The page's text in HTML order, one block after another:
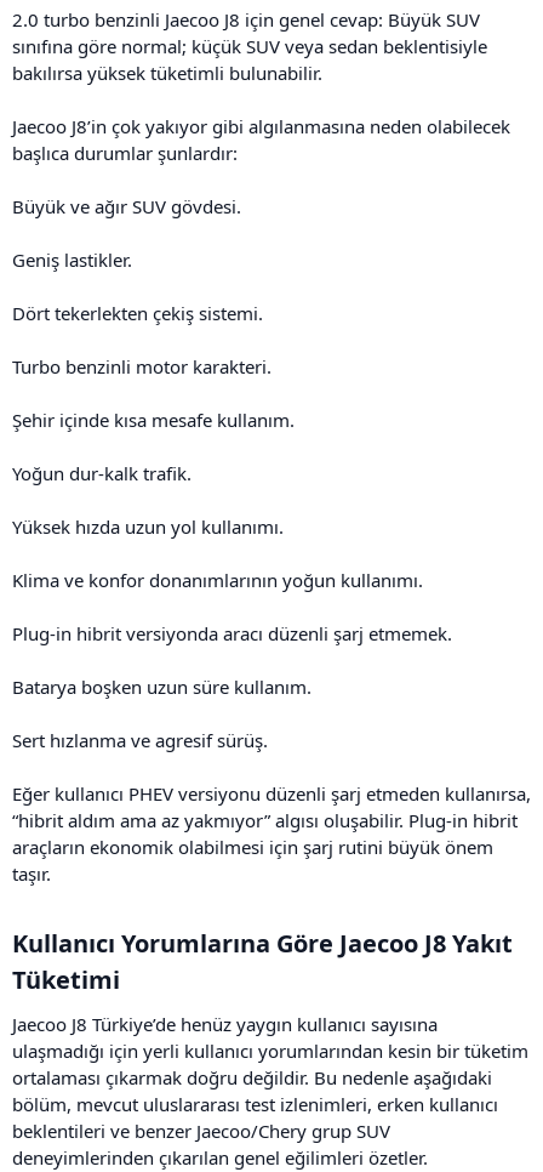
2.0 turbo benzinli Jaecoo J8 için genel cevap: Büyük SUV
sınıfına göre normal; küçük SUV veya sedan beklentisiyle
bakılırsa yüksek tüketimli bulunabilir.
Jaecoo J8’in çok yakıyor gibi algılanmasına neden olabilecek
başlıca durumlar şunlardır:
Büyük ve ağır SUV gövdesi.
Geniş lastikler.
Dört tekerlekten çekiş sistemi.
Turbo benzinli motor karakteri.
Şehir içinde kısa mesafe kullanım.
Yoğun dur-kalk trafik.
Yüksek hızda uzun yol kullanımı.
Klima ve konfor donanımlarının yoğun kullanımı.
Plug-in hibrit versiyonda aracı düzenli şarj etmemek.
Batarya boşken uzun süre kullanım.
Sert hızlanma ve agresif sürüş.
Eğer kullanıcı PHEV versiyonu düzenli şarj etmeden kullanırsa,
“hibrit aldım ama az yakmıyor” algısı oluşabilir. Plug-in hibrit
araçların ekonomik olabilmesi için şarj rutini büyük önem
taşır.
Kullanıcı Yorumlarına Göre Jaecoo J8 Yakıt
Tüketimi​
Jaecoo J8 Türkiye’de henüz yaygın kullanıcı sayısına
ulaşmadığı için yerli kullanıcı yorumlarından kesin bir tüketim
ortalaması çıkarmak doğru değildir. Bu nedenle aşağıdaki
bölüm, mevcut uluslararası test izlenimleri, erken kullanıcı
beklentileri ve benzer Jaecoo/Chery grup SUV
deneyimlerinden çıkarılan genel eğilimleri özetler.